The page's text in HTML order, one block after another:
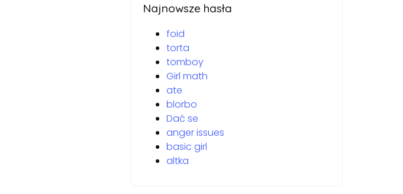
Najnowsze hasła
foid
torta
tomboy
Girl math
ate
blorbo
Dać se
anger issues
basic girl
altka